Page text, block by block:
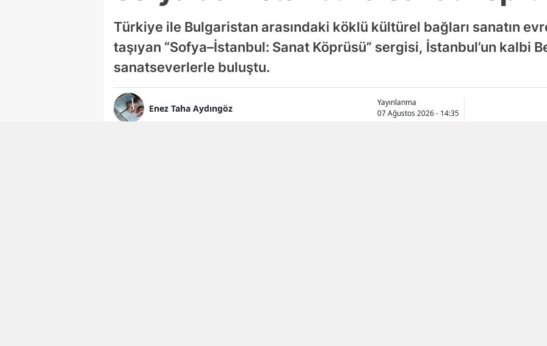
Türkiye ile Bulgaristan arasındaki köklü kültürel bağları sanatın
taşıyan “Sofya–İstanbul: Sanat Köprüsü” sergisi, İstanbul’un kalbi
sanatseverlerle buluştu.
Enez Taha Aydıngöz
Yayınlanma
07 Ağustos 2026 - 14:35